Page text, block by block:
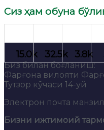
Сиз ҳам обуна
Биз билан боғланиш:
Фарғона вилояти
Тутзор кўчаси 14-уй
Электрон почта
Бизни ижтимоий